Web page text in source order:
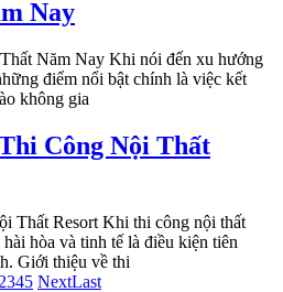
Nay
Năm Nay Khi nói đến xu hướng
điểm nổi bật chính là việc kết
không gia
Công Nội Thất
Thất Resort Khi thi công nội thất
hòa và tinh tế là điều kiện tiên
Giới thiệu về thi
2345 NextLast